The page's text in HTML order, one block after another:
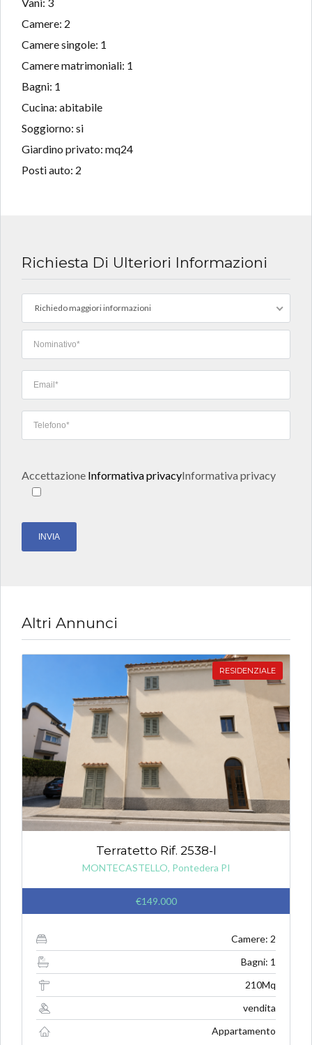
Camere: 2
Camere singole: 1
Camere matrimoniali: 1
Bagni: 1
Cucina: abitabile
Soggiorno: si
Giardino privato: mq24
Posti auto: 2
Richiesta Di Ulteriori Informazioni
Richiedo maggiori informazioni
Accettazione Informativa privacyInformativa privacy
Altri Annunci
RESIDENZIALE
Terratetto Rif. 2538-l
MONTECASTELLO, Pontedera PI
€149.000
Camere: 2
Bagni: 1
210Mq
vendita
Appartamento